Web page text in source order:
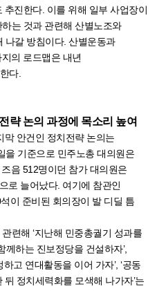
추진한다. 이를 위해 일부 사업장이
는 것과 관련해 산별노조와
나갈 방침이다. 산별운동과
의 로드맵은 내년
다.
략 논의 과정에 목소리 높여
막 안건인 정치전략 논의는
을 기준으로 민주노총 대의원은
음 512명이던 참가 대의원은
로 늘어났다. 여기에 참관인
이 준비된 회의장이 발 디딜 틈
련해 ‘지난해 민중총궐기 성과를
께하는 진보정당을 건설하자’,
고 연대활동을 이어 가자’, ‘공동
정치세력화를 모색해 나가자’는